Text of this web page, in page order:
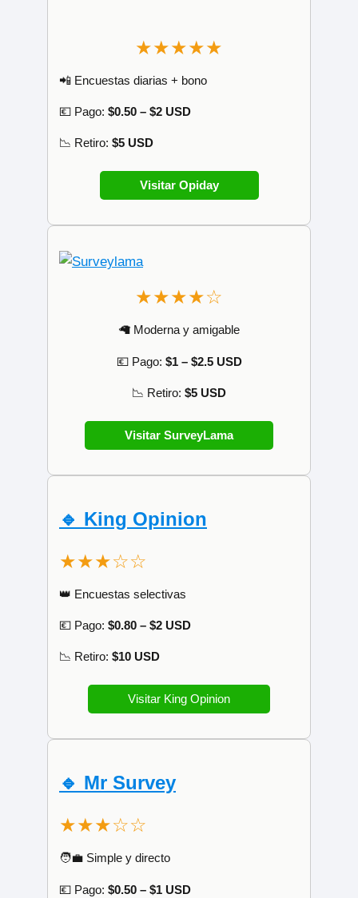
★★★★★
📲 Encuestas diarias + bono
💶 Pago: $0.50 – $2 USD
📉 Retiro: $5 USD
Visitar Opiday
★★★★☆
🦙 Moderna y amigable
💶 Pago: $1 – $2.5 USD
📉 Retiro: $5 USD
Visitar SurveyLama
🔹 King Opinion
★★★☆☆
👑 Encuestas selectivas
💶 Pago: $0.80 – $2 USD
📉 Retiro: $10 USD
Visitar King Opinion
🔹 Mr Survey
★★★☆☆
🧑‍💼 Simple y directo
💶 Pago: $0.50 – $1 USD